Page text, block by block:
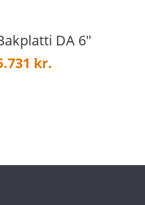
DA 6″
kr.